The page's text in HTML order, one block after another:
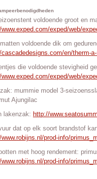
voldoende groot en
www.exped.com/exped/web/
voldoende dik om
cascadedesigns.com/en/therm-
die voldoende stevigheid
www.exped.com/exped/web/
mummie model 3-
Ajungilac
lakenzak: http://
dat op elk soort brandstof
www.robijns.nl/prod-info/
met hoog rendement:
www.robijns.nl/prod-info/